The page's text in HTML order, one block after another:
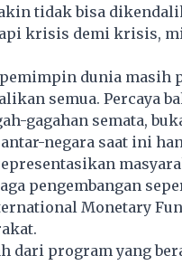
tidak bisa
krisis demi krisis,
dunia masih
semua. Percaya
gagahan semata,
negara saat ini
pengembangan
Monetary
dari program yang